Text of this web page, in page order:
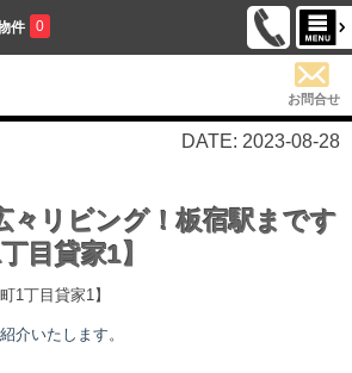
件 0
お問合せ
DATE: 2023-08-28
々リビング！板宿駅まです
目貸家1】
1丁目貸家1】
介いたします。